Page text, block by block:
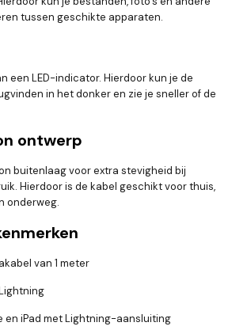
tussen geschikte apparaten.
een LED-indicator. Hierdoor kun je de
in het donker en zie je sneller of de
ontwerp
buitenlaag voor extra stevigheid bij
Hierdoor is de kabel geschikt voor thuis,
onderweg.
van 1 meter
en iPad met Lightning-aansluiting